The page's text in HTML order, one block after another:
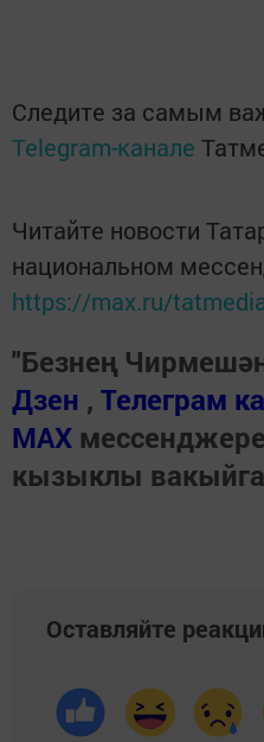
Следите за самым
Telegram-канале
Читайте новости
национальном
https://max.ru/
"Безнең
Дзен , Телеграм
МАХ
кызыклы
Оставляйте